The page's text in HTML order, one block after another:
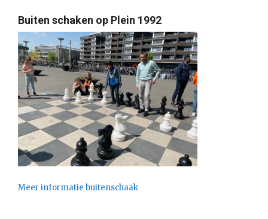
Buiten schaken op Plein 1992
Meer informatie buitenschaak